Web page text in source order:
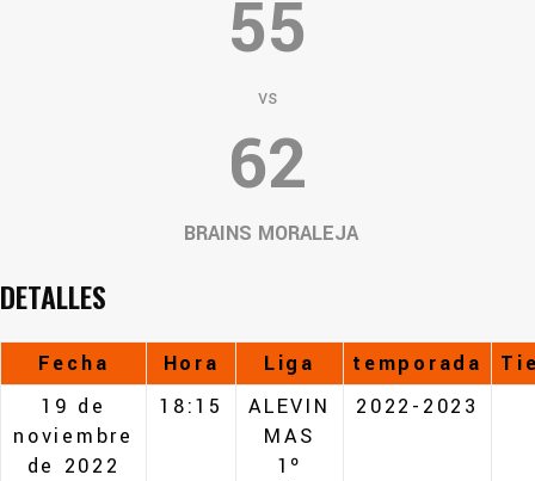
55
vs
62
BRAINS MORALEJA
DETALLES
Fecha Hora Liga temporada
19 de
noviembre
de 2022
18:15
ALEVIN
MAS
1º
2022-2023